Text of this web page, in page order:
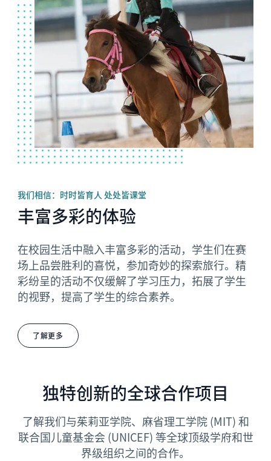
我们相信：时时皆育人 处处皆课堂
丰富多彩的体验
在校园生活中融入丰富多彩的活动，学生们在赛
场上品尝胜利的喜悦，参加奇妙的探索旅行。精
彩纷呈的活动不仅缓解了学习压力，拓展了学生
的视野，提高了学生的综合素养。
了解更多
独特创新的全球合作项目
了解我们与茱莉亚学院、麻省理工学院 (MIT) 和
联合国儿童基金会 (UNICEF) 等全球顶级学府和世
界级组织之间的合作。